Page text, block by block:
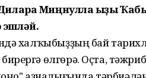
Миңнулла ҡыҙы
эшләй.
халҡыбыҙҙың бай
өлгөрә. Оҫта,